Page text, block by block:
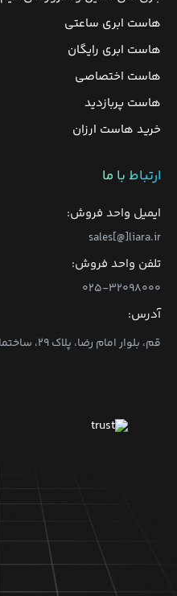
هاست ابری ساعتی
هاست ابری رایگان
هاست اختصاصی
هاست پربازدید
خرید هاست ارزان
ارتباط با ما
ایمیل واحد فروش:
sales[@]liara.ir
تلفن واحد فروش:
۰۲۵-۳۲۰۹۸۰۰۰
آدرس:
قم، بلوار امام رضا، پلاک ۲۹، ساختمان امام رضا، طبقه ۳، واحد ۷